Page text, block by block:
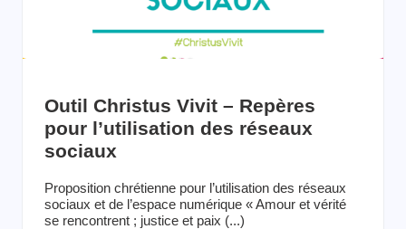
Outil Christus Vivit – Repères
pour l’utilisation des réseaux
sociaux
Proposition chrétienne pour l’utilisation des réseaux
sociaux et de l’espace numérique « Amour et vérité
se rencontrent ; justice et paix (...)